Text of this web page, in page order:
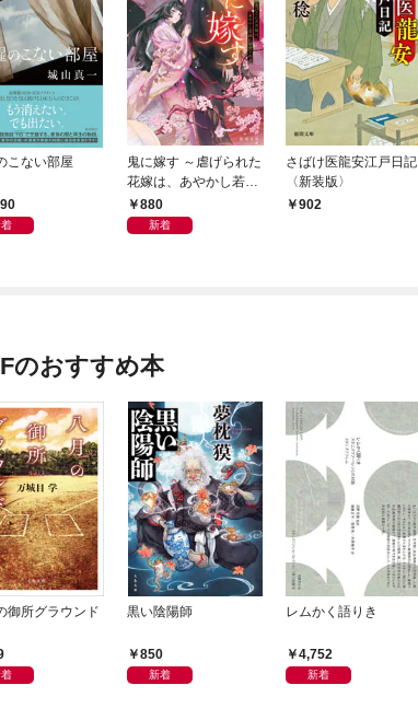
こない部屋
鬼に嫁す ～虐げられた
花嫁は、あやかし若頭
に溺愛される～
880
新着
さばけ医龍安江戸日記
〈新装版〉
902
のおすすめ本
御所グラウンド 黒い陰陽師
850
新着
レムかく語りき
4,752
新着